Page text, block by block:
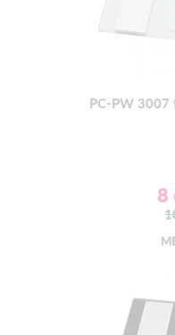
PC-PW 3007
8